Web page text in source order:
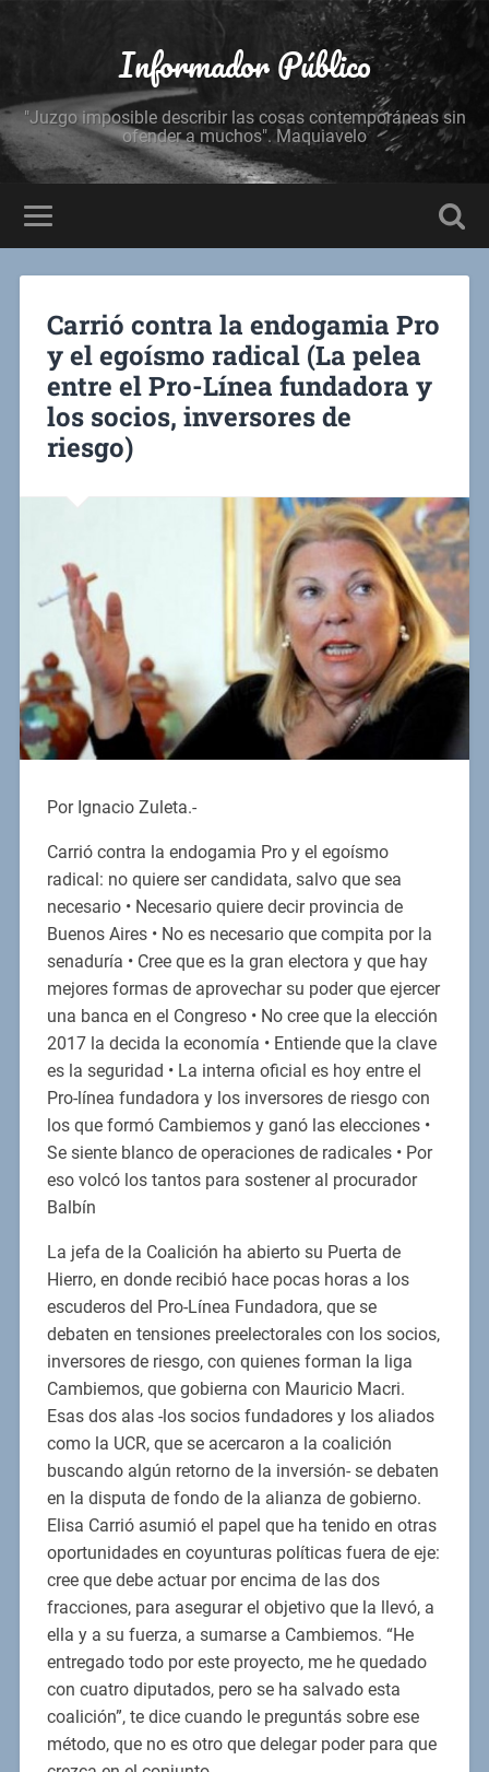
Informador Público
"Juzgo imposible describir las cosas contemporáneas sin
ofender a muchos". Maquiavelo
Carrió contra la endogamia Pro
y el egoísmo radical (La pelea
entre el Pro-Línea fundadora y
los socios, inversores de
riesgo)
Por Ignacio Zuleta.-
Carrió contra la endogamia Pro y el egoísmo
radical: no quiere ser candidata, salvo que sea
necesario • Necesario quiere decir provincia de
Buenos Aires • No es necesario que compita por la
senaduría • Cree que es la gran electora y que hay
mejores formas de aprovechar su poder que ejercer
una banca en el Congreso • No cree que la elección
2017 la decida la economía • Entiende que la clave
es la seguridad • La interna oficial es hoy entre el
Pro-línea fundadora y los inversores de riesgo con
los que formó Cambiemos y ganó las elecciones •
Se siente blanco de operaciones de radicales • Por
eso volcó los tantos para sostener al procurador
Balbín
La jefa de la Coalición ha abierto su Puerta de
Hierro, en donde recibió hace pocas horas a los
escuderos del Pro-Línea Fundadora, que se
debaten en tensiones preelectorales con los socios,
inversores de riesgo, con quienes forman la liga
Cambiemos, que gobierna con Mauricio Macri.
Esas dos alas -los socios fundadores y los aliados
como la UCR, que se acercaron a la coalición
buscando algún retorno de la inversión- se debaten
en la disputa de fondo de la alianza de gobierno.
Elisa Carrió asumió el papel que ha tenido en otras
oportunidades en coyunturas políticas fuera de eje:
cree que debe actuar por encima de las dos
fracciones, para asegurar el objetivo que la llevó, a
ella y a su fuerza, a sumarse a Cambiemos. “He
entregado todo por este proyecto, me he quedado
con cuatro diputados, pero se ha salvado esta
coalición”, te dice cuando le preguntás sobre ese
método, que no es otro que delegar poder para que